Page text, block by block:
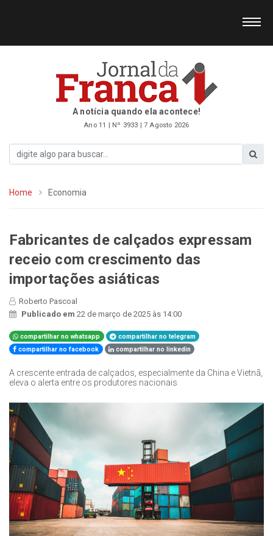
A notícia quando ela acontece!
Ano 11 | Nº 3933 | 7 Agosto 2026
Home Economia
Fabricantes de calçados expressam
receio com crescimento das
importações asiáticas
Roberto Pascoal
Publicado em 22 de março de 2025 às 14:00
compartilhar no whatsapp
compartilhar no telegram
compartilhar no facebook
compartilhar no linkedin
A crescente entrada de calçados, especialmente da China e Vietnã,
eleva o alerta entre os produtores nacionais